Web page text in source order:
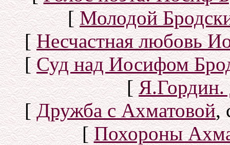
[Молодой
[Несчастная любовь
[Суд над Иосифом
[Я.Гордин.
[Дружба с Ахматовой,
[Похороны